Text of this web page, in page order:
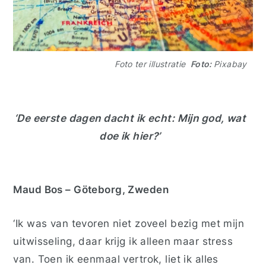
Foto ter illustratie Foto: Pixabay
‘De eerste dagen dacht ik echt: Mijn god, wat
doe ik hier?’
Maud Bos – Göteborg, Zweden
‘Ik was van tevoren niet zoveel bezig met mijn
uitwisseling, daar krijg ik alleen maar stress
van. Toen ik eenmaal vertrok, liet ik alles